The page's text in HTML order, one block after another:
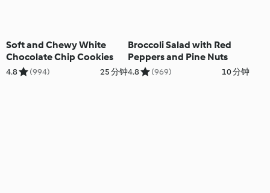
Soft and Chewy White
Chocolate Chip Cookies
4.8 (994) 25 分钟
Broccoli Salad with Red
Peppers and Pine Nuts
4.8 (969) 10 分钟